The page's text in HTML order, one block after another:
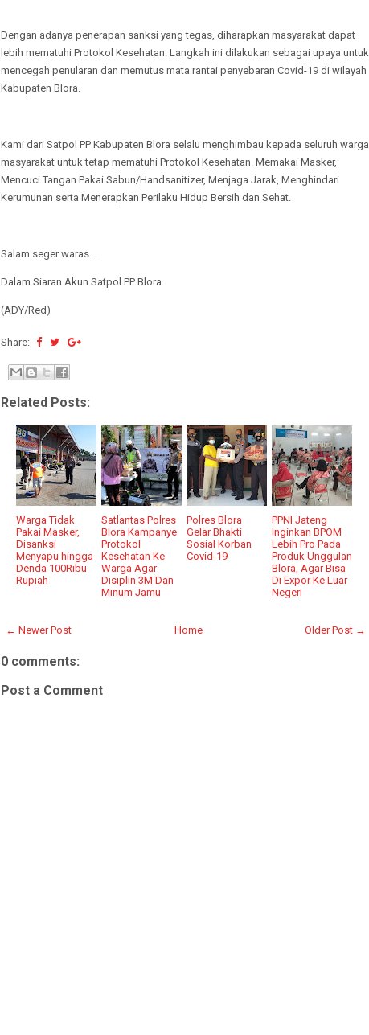
Dengan adanya penerapan sanksi yang tegas, diharapkan masyarakat dapat
lebih mematuhi Protokol Kesehatan. Langkah ini dilakukan sebagai upaya untuk
mencegah penularan dan memutus mata rantai penyebaran Covid-19 di wilayah
Kabupaten Blora.
Kami dari Satpol PP Kabupaten Blora selalu menghimbau kepada seluruh warga
masyarakat untuk tetap mematuhi Protokol Kesehatan. Memakai Masker,
Mencuci Tangan Pakai Sabun/Handsanitizer, Menjaga Jarak, Menghindari
Kerumunan serta Menerapkan Perilaku Hidup Bersih dan Sehat.
Salam seger waras...
Dalam Siaran Akun Satpol PP Blora
(ADY/Red)
Share:
Related Posts:
Warga Tidak
Pakai Masker,
Disanksi
Menyapu hingga
Denda 100Ribu
Rupiah
Satlantas Polres
Blora Kampanye
Protokol
Kesehatan Ke
Warga Agar
Disiplin 3M Dan
Minum Jamu
Polres Blora
Gelar Bhakti
Sosial Korban
Covid-19
PPNI Jateng
Inginkan BPOM
Lebih Pro Pada
Produk Unggulan
Blora, Agar Bisa
Di Expor Ke Luar
Negeri
← Newer Post Older Post →
Home
0 comments:
Post a Comment